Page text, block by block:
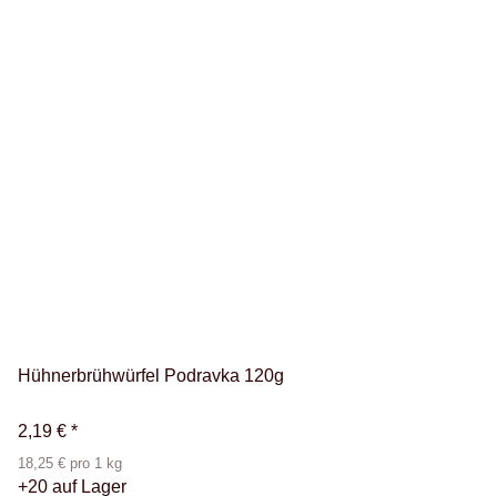
Hühnerbrühwürfel Podravka 120g
2,19 € *
18,25 € pro 1 kg
+20 auf Lager